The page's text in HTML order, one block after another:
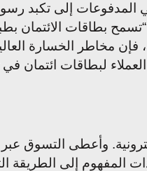
المدفوعات إلى تكبد
بطاقات الائتمان
فإن مخاطر الخسارة
لبطاقات ائتمان في
وأعطى التسوق
المفهوم إلى الطريقة